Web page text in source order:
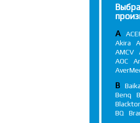
A
Akira
AMCV
AOC
B
Benq
BQ